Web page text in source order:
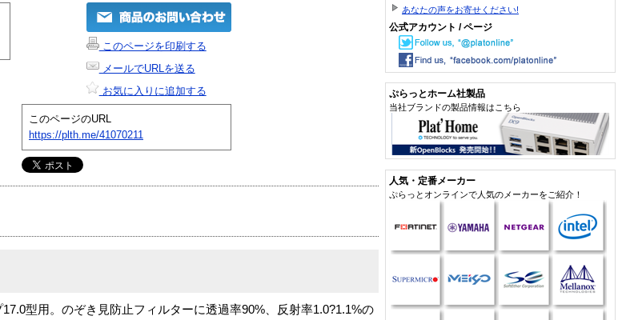
このページを印刷する
メールでURLを送る
お気に入りに追加する
このページのURL
https://plth.me/41070211
型用。のぞき見防止フィルターに透過率90%、反射率1.0?1.1%の
あなたの声をお寄せください!
公式アカウント / ページ
ぷらっとホーム社製品
当社ブランドの製品情報はこちら
人気・定番メーカー
ぷらっとオンラインで人気のメーカーをご紹介！